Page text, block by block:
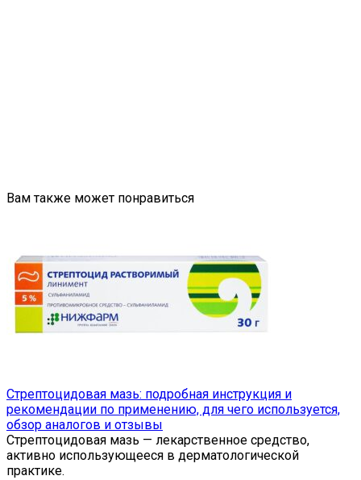
Вам также может понравиться
Стрептоцидовая мазь: подробная инструкция и
рекомендации по применению, для чего используется,
обзор аналогов и отзывы
Стрептоцидовая мазь — лекарственное средство,
активно использующееся в дерматологической
практике.